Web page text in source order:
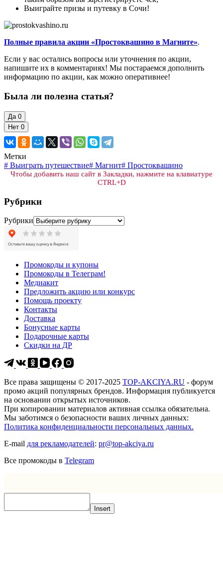
Выиграйте призы и путевку в Сочи!
Полные правила акции «Простоквашино в Магните».
Если у вас остались вопросы или уточнения по акции,
напишите их в комментариях! Мы постараемся дополнить
информацию по акции, как можно оперативнее!
Была ли полезна статья?
Да 0
Нет 0
Метки
# Выиграть путешествие# Магнит# Простоквашино
Чтобы добавить наш сайт в Закладки, нажмите на клавиатуре
CTRL+D
Рубрики
Рубрики
Промокоды и купоны
Промокоды в Телеграм!
Медиакит
Предложить акцию или конкурс
Помощь проекту
Контакты
Доставка
Бонусные карты
Подарочные карты
Скидки на ДР
Все права защищены © 2017-2025 TOP-AKCIYA.RU - форум
промо акций популярных брендов. Информация публикуется
на основании открытых источников.
При копировании материалов активная ссылка обязательна.
Мы заботимся о безопасности ваших личных данных:
Политика конфиденциальности персональных данных.
E-mail для рекламодателей: pr@top-akciya.ru
Все промокоды в Telegram
Insert